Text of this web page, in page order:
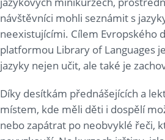
návštěvníci mohli seznámit s
neexistujícími. Cílem Evropského
platformou Library of Languages
jazyky nejen učit, ale také je
Díky desítkám přednášejících a
místem, kde měli děti i dospělí
nebo zapátrat po neobvyklé řeči,